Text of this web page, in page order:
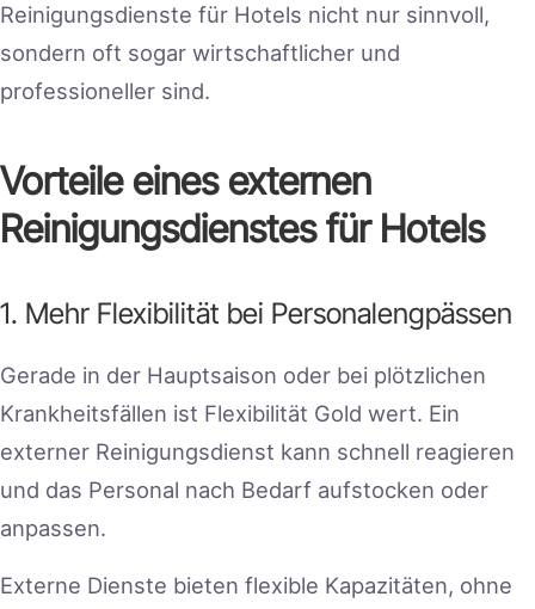
Reinigungsdienste für Hotels nicht nur sinnvoll,
sondern oft sogar wirtschaftlicher und
professioneller sind.
Vorteile eines externen
Reinigungsdienstes für Hotels
1. Mehr Flexibilität bei Personalengpässen
Gerade in der Hauptsaison oder bei plötzlichen
Krankheitsfällen ist Flexibilität Gold wert. Ein
externer Reinigungsdienst kann schnell reagieren
und das Personal nach Bedarf aufstocken oder
anpassen.
Externe Dienste bieten flexible Kapazitäten, ohne